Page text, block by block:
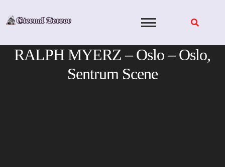
RALPH MYERZ – Oslo – Oslo,
Sentrum Scene